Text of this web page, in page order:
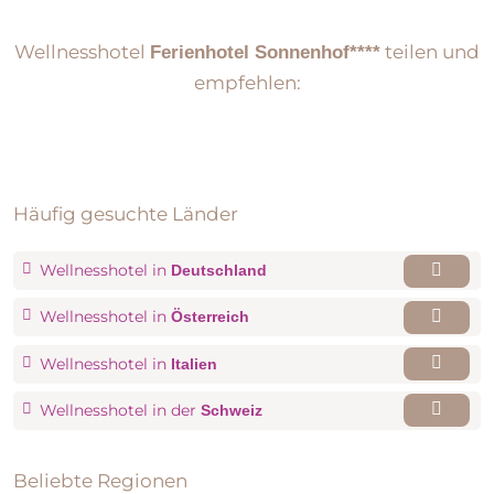
und Lebensfreude.
Einzelzimmer im Landhaus
relaxen beim Plantschen, Schwimmen oder
Tretbootfahren.Entspannung finden Sie auch auf der
am See gelegenen Liegewiese.
Wellnesshotel Ferienhotel Sonnenhof**** teilen und
empfehlen:
Häufig gesuchte Länder
Wellnesshotel in Deutschland
Wellnesshotel in Österreich
Wellnesshotel in Italien
Wellnesshotel in der Schweiz
Beliebte Regionen